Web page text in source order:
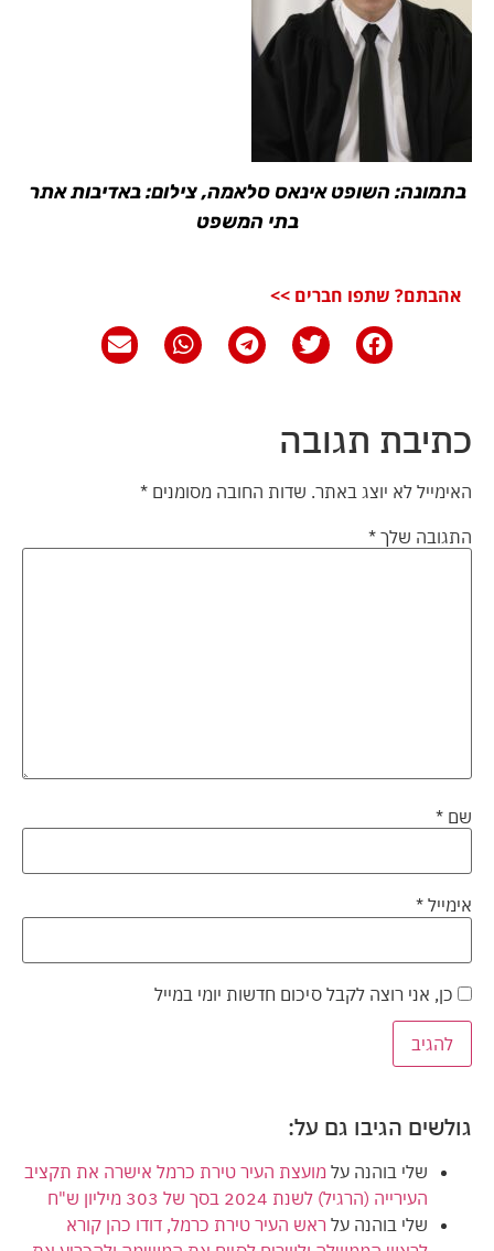
בתמונה: השופט אינאס סלאמה, צילום: באדיבות אתר
בתי המשפט
אהבתם? שתפו חברים >>
כתיבת תגובה
האימייל לא יוצג באתר. שדות החובה מסומנים *
התגובה שלך *
שם *
אימייל *
כן, אני רוצה לקבל סיכום חדשות יומי במייל
גולשים הגיבו גם על:
שלי בוהנה על מועצת העיר טירת כרמל אישרה את תקציב
העירייה (הרגיל) לשנת 2024 בסך של 303 מיליון ש"ח
שלי בוהנה על ראש העיר טירת כרמל, דודו כהן קורא